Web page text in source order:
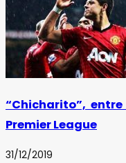
“Chicharito”,
Premier League
31/12/2019